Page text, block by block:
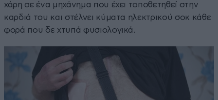
χάρη σε ένα μηχάνημα που έχει τοποθετηθεί στην
καρδιά του και στέλνει κύματα ηλεκτρικού σοκ κάθε
φορά που δε χτυπά φυσιολογικά.